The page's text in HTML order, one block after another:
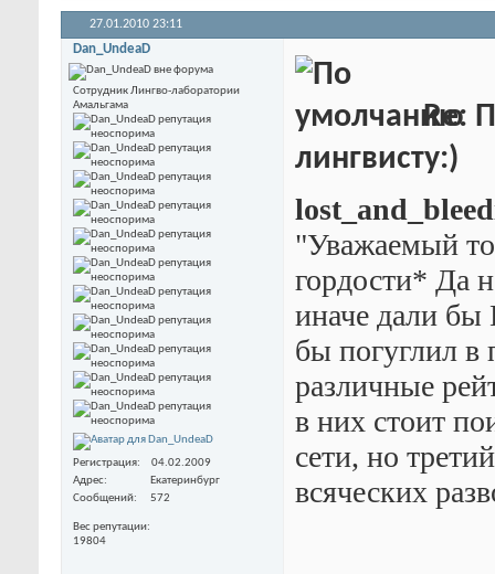
27.01.2010 23:11
Dan_UndeaD
Сотрудник Лингво-лаборатории
Амальгама
Регистрация
04.02.2009
Адрес
Екатеринбург
Сообщений
572
Вес репутации
19804
Re:
лингвисту:)
"Уважаемый
гордости* Да
иначе дали бы
бы погуглил в
различные
в них стоит
сети, но
всяческих